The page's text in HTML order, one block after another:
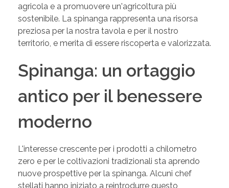
agricola e a promuovere un'agricoltura più
sostenibile. La spinanga rappresenta una risorsa
preziosa per la nostra tavola e per il nostro
territorio, e merita di essere riscoperta e valorizzata.
Spinanga: un ortaggio
antico per il benessere
moderno
L'interesse crescente per i prodotti a chilometro
zero e per le coltivazioni tradizionali sta aprendo
nuove prospettive per la spinanga. Alcuni chef
stellati hanno iniziato a reintrodurre questo